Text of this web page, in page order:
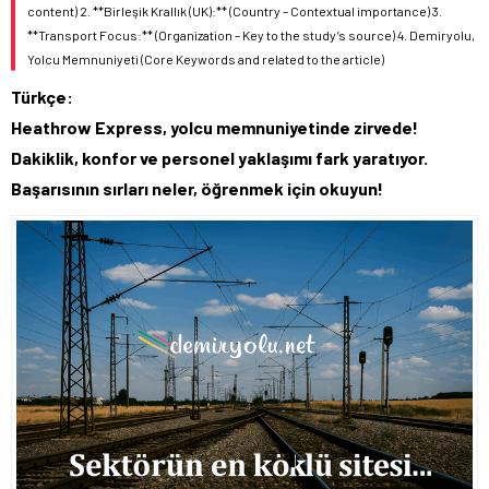
content) 2. **Birleşik Krallık (UK):** (Country – Contextual importance) 3.
**Transport Focus:** (Organization – Key to the study’s source) 4. Demiryolu,
Yolcu Memnuniyeti (Core Keywords and related to the article)
Türkçe:
Heathrow Express, yolcu memnuniyetinde zirvede!
Dakiklik, konfor ve personel yaklaşımı fark yaratıyor.
Başarısının sırları neler, öğrenmek için okuyun!